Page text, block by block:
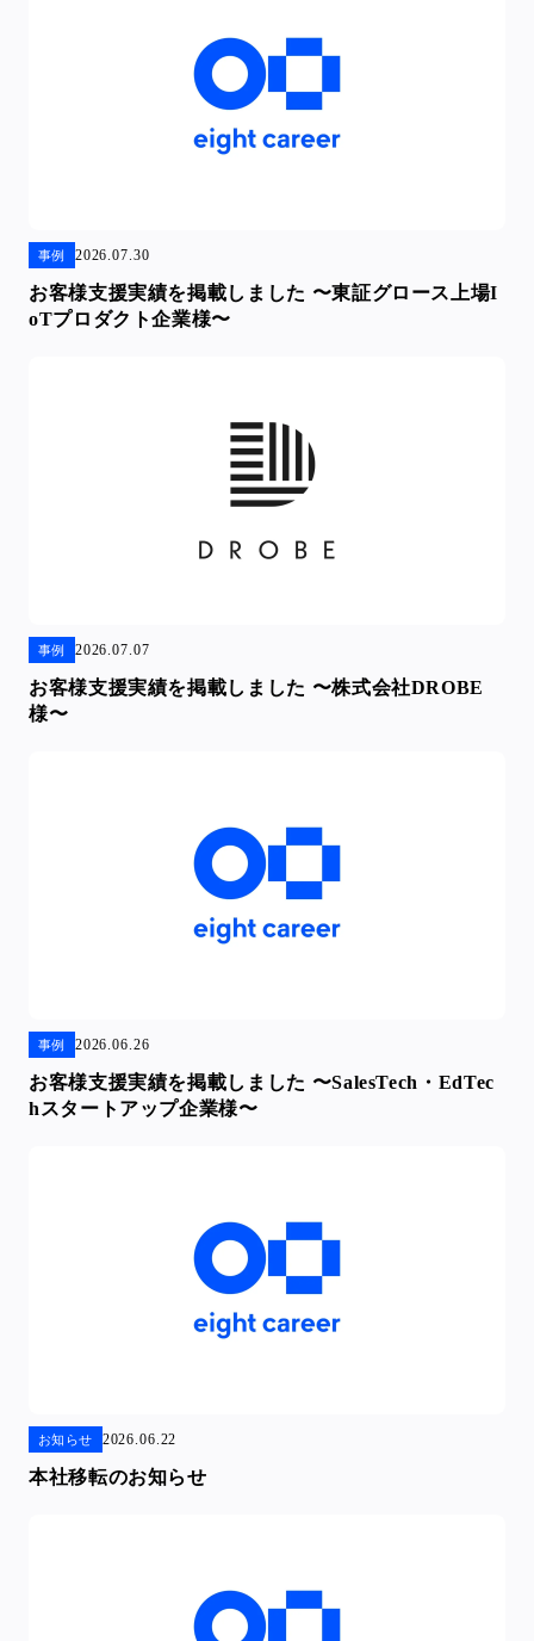
事例 2026.07.30
お客様支援実績を掲載しました 〜東証グロース上場I
oTプロダクト企業様〜
事例 2026.07.07
お客様支援実績を掲載しました 〜株式会社DROBE
様〜
事例 2026.06.26
お客様支援実績を掲載しました 〜SalesTech・EdTec
hスタートアップ企業様〜
お知らせ 2026.06.22
本社移転のお知らせ